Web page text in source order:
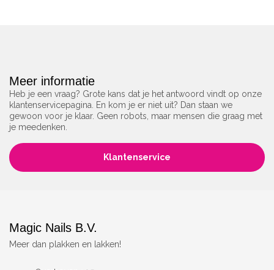
Meer informatie
Heb je een vraag? Grote kans dat je het antwoord vindt op onze
klantenservicepagina. En kom je er niet uit? Dan staan we
gewoon voor je klaar. Geen robots, maar mensen die graag met
je meedenken.
Klantenservice
Magic Nails B.V.
Meer dan plakken en lakken!